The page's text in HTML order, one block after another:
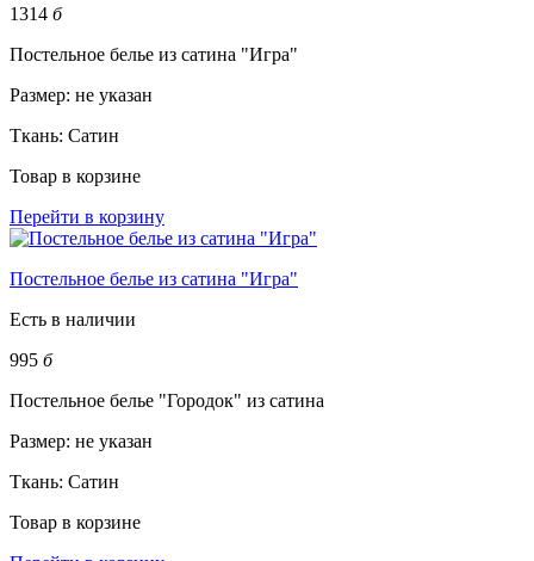
1314 б
Постельное белье из сатина "Игра"
Размер: не указан
Ткань: Сатин
Товар в корзине
Перейти в корзину
Постельное белье из сатина "Игра"
Есть в наличии
995 б
Постельное белье "Городок" из сатина
Размер: не указан
Ткань: Сатин
Товар в корзине